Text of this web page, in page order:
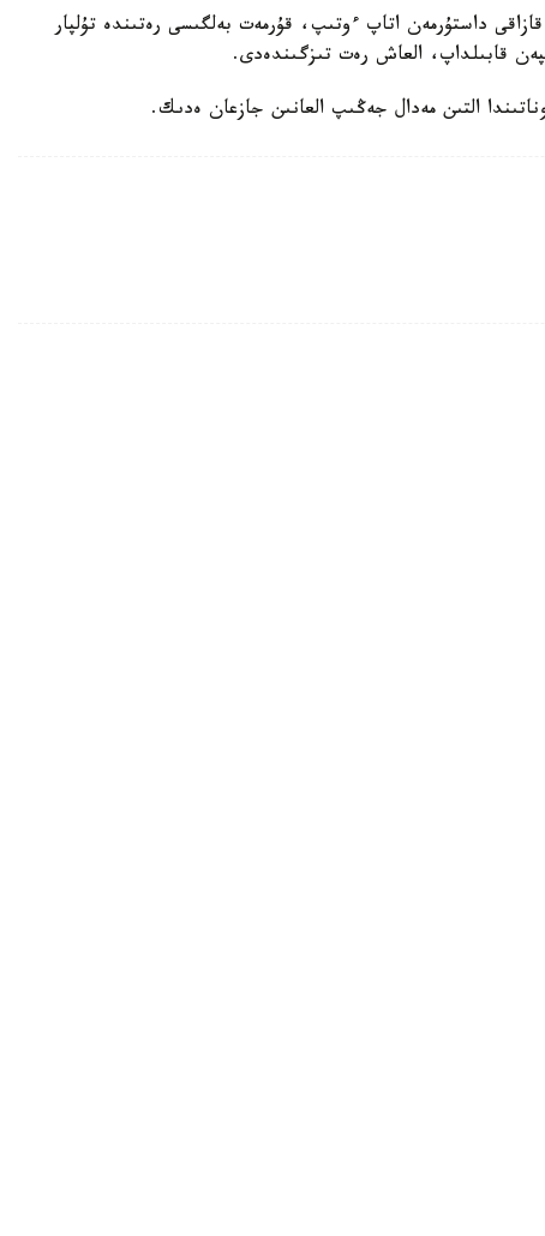
داستۇرمەن اتاپ ءوتىپ، قۇرمەت بەلگىسى رەتىندە تۇلپار
قابىلداپ، العاش رەت تىزگىندەدى.